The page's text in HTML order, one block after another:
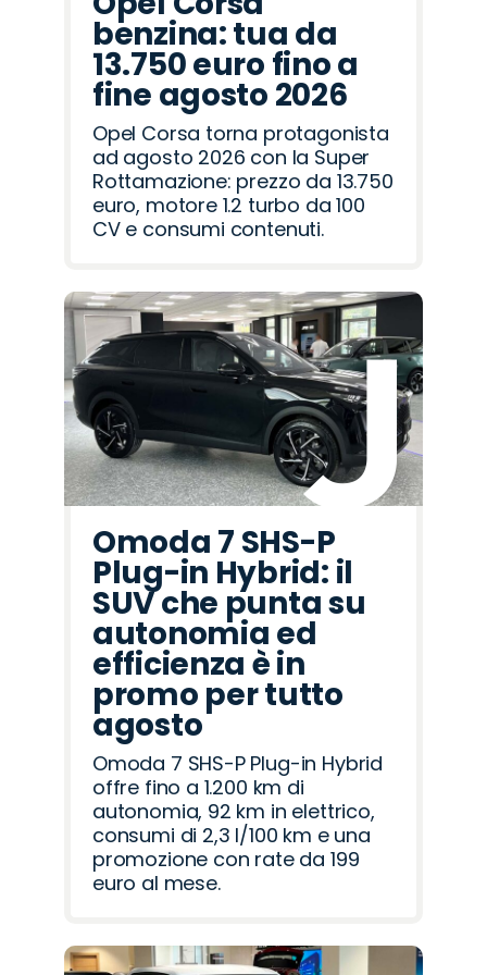
benzina: tua da
13.750 euro fino a
fine agosto 2026
Opel Corsa torna protagonista
ad agosto 2026 con la Super
Rottamazione: prezzo da 13.750
euro, motore 1.2 turbo da 100
CV e consumi contenuti.
Omoda 7 SHS-P
Plug-in Hybrid: il
SUV che punta su
autonomia ed
efficienza è in
promo per tutto
agosto
Omoda 7 SHS-P Plug-in Hybrid
offre fino a 1.200 km di
autonomia, 92 km in elettrico,
consumi di 2,3 l/100 km e una
promozione con rate da 199
euro al mese.